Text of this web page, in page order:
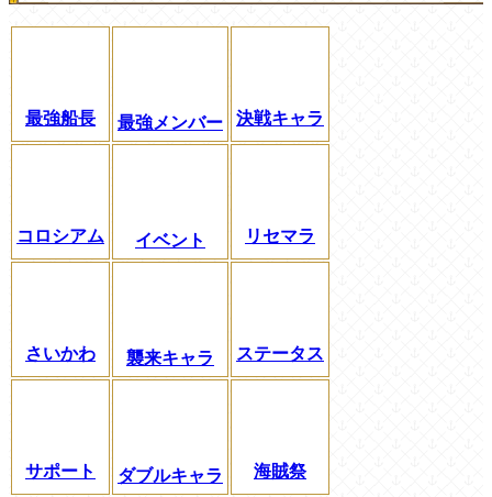
最強船長 最強メンバー 決戦キャラ
コロシアム イベント リセマラ
さいかわ 襲来キャラ ステータス
サポート ダブルキャラ
海賊祭